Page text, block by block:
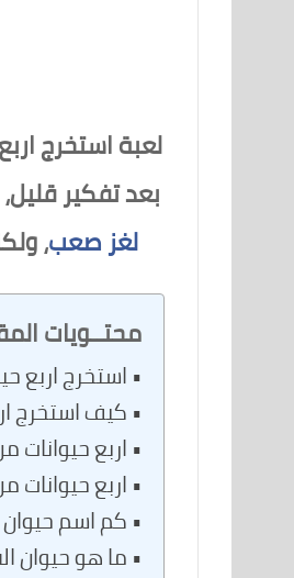
لعبة استخرج
بعد تفكير
لغز صعب،
محتــويات
استخرج اربع
كيف استخرج
اربع
اربع حيوانات
كم اسم
ما هو حيوان